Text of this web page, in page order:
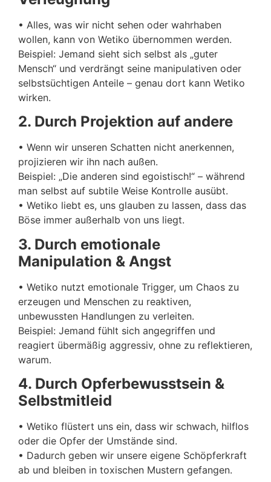
• Alles, was wir nicht sehen oder wahrhaben
wollen, kann von Wetiko übernommen werden.
Beispiel: Jemand sieht sich selbst als „guter
Mensch“ und verdrängt seine manipulativen oder
selbstsüchtigen Anteile – genau dort kann Wetiko
wirken.
2. Durch Projektion auf andere
• Wenn wir unseren Schatten nicht anerkennen,
projizieren wir ihn nach außen.
Beispiel: „Die anderen sind egoistisch!“ – während
man selbst auf subtile Weise Kontrolle ausübt.
• Wetiko liebt es, uns glauben zu lassen, dass das
Böse immer außerhalb von uns liegt.
3. Durch emotionale
Manipulation & Angst
• Wetiko nutzt emotionale Trigger, um Chaos zu
erzeugen und Menschen zu reaktiven,
unbewussten Handlungen zu verleiten.
Beispiel: Jemand fühlt sich angegriffen und
reagiert übermäßig aggressiv, ohne zu reflektieren,
warum.
4. Durch Opferbewusstsein &
Selbstmitleid
• Wetiko flüstert uns ein, dass wir schwach, hilflos
oder die Opfer der Umstände sind.
• Dadurch geben wir unsere eigene Schöpferkraft
ab und bleiben in toxischen Mustern gefangen.